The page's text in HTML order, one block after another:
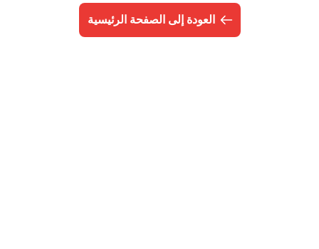
العودة إلى الصفحة الرئيسية